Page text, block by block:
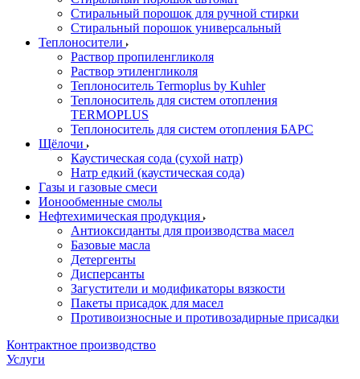
Стиральный порошок для ручной стирки
Стиральный порошок универсальный
Теплоносители
Раствор пропиленгликоля
Раствор этиленгликоля
Теплоноситель Termoplus by Kuhler
Теплоноситель для систем отопления
TERMOPLUS
Теплоноситель для систем отопления БАРС
Щёлочи
Каустическая сода (сухой натр)
Натр едкий (каустическая сода)
Газы и газовые смеси
Ионообменные смолы
Нефтехимическая продукция
Антиоксиданты для производства масел
Базовые масла
Детергенты
Дисперсанты
Загустители и модификаторы вязкости
Пакеты присадок для масел
Противоизносные и противозадирные присадки
Контрактное производство
Услуги